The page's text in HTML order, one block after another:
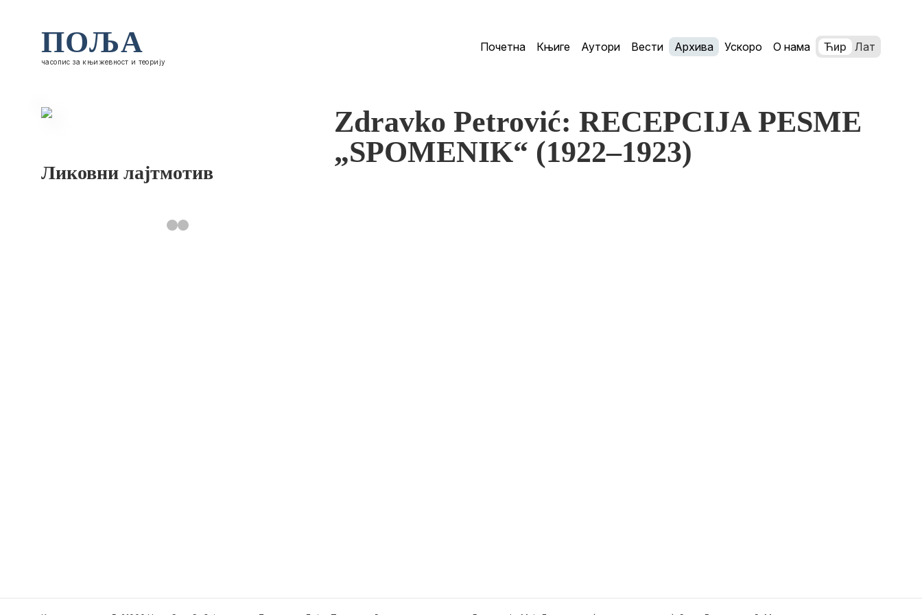
ПОЉА
часопис за књижевност и теорију
Почетна Књиге Аутори Вести Архива Ускоро О нама Ћир Лат
Ликовни лајтмотив
Zdravko Petrović: RECEPCIJA PESME
„SPOMENIK“ (1922–1923)